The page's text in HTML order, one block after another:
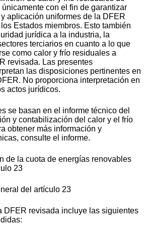
con el fin de garantizar
aplicación uniformes de la DFER
Estados miembros. Esto también
jurídica a la industria, la
terciarios en cuanto a lo que
como calor y frío residuales a
revisada. Las presentes
las disposiciones pertinentes en
No proporciona interpretación en
actos jurídicos.
se basan en el informe técnico del
y contabilización del calor y el frío
obtener más información y
consulte el informe.
de la cuota de energías renovables
23
del artículo 23
DFER revisada incluye las siguientes